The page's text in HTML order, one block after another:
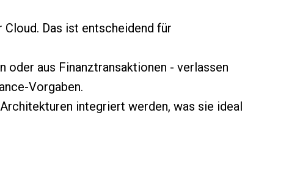
Das ist entscheidend für
oder aus Finanztransaktionen - verlassen
Vorgaben.
integriert werden, was sie ideal